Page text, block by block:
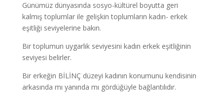
Günümüz dünyasında sosyo-kültürel boyutta geri
kalmış toplumlar ile gelişkin toplumların kadın- erkek
eşitliği seviyelerine bakın.
Bir toplumun uygarlık seviyesini kadın erkek eşitliğinin
seviyesi belirler.
Bir erkeğin BİLİNÇ düzeyi kadının konumunu kendisinin
arkasında mı yanında mı gördüğüyle bağlantılıdır.